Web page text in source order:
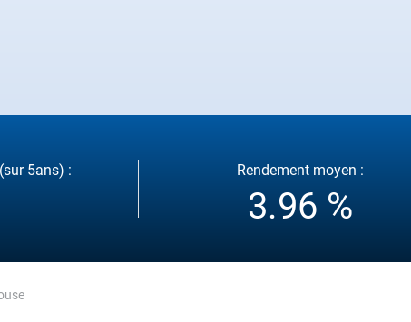
5ans) : Rendement moyen :
3.96 %